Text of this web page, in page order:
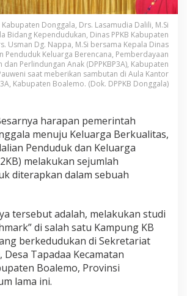
u
n
g
K
B
M
e
u
K
e
l
a
a
B
r
k
u
a
Kabupaten Donggala, Drs. Lasamudia Dalili, M.Si
Bidang Kependudukan, Dinas PPKB Kabupaten
Usman Dg. Nappa, M.Si bersama Kepala Dinas
Penduduk Keluarga Berencana, Pemberdayaan
dan Perlindungan Anak (DPPKBP3A), Kabupaten
saat meberikan sambutan di Aula Kantor
Kabupaten Boalemo. (Dok. DPPKB Donggala)
harapan pemerintah
menuju Keluarga Berkualitas,
Penduduk dan Keluarga
melakukan sejumlah
diterapkan dalam sebuah
tersebut adalah, melakukan studi
di salah satu Kampung KB
berkedudukan di Sekretariat
Desa Tapadaa Kecamatan
Boalemo, Provinsi
lama ini.